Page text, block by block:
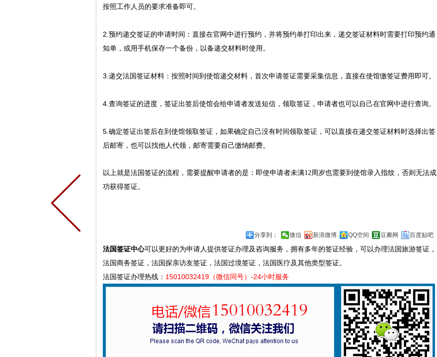
按照工作人员的要求准备即可。
2.预约递交签证的申请时间：直接在官网中进行预约，并将预约单打印出来，递交签证材料时需要打印预约通
知单，或用手机保存一个备份，以备递交材料时使用。
3.递交法国签证材料：按照时间到使馆递交材料，首次申请签证需要采集信息，直接在使馆缴签证费用即可。
4.查询签证的进度，签证出签后使馆会给申请者发送短信，领取签证，申请者也可以自己在官网中进行查询。
5.确定签证出签后在到使馆领取签证，如果确定自己没有时间领取签证，可以直接在递交签证材料时选择出签
后邮寄，也可以找他人代领，邮寄需要自己缴纳邮费。
以上就是法国签证的流程，需要提醒申请者的是：即使申请者未满12周岁也需要到使馆录入指纹，否则无法成
功获得签证。
分享到： 微信 新浪微博 QQ空间 豆瓣网 百度贴吧
法国签证中心可以更好的为申请人提供签证办理及咨询服务，拥有多年的签证经验，可以办理法国旅游签证，
法国商务签证，法国探亲访友签证，法国过境签证，法国医疗及其他类型签证。
法国签证办理热线： 15010032419（微信同号）-24小时服务